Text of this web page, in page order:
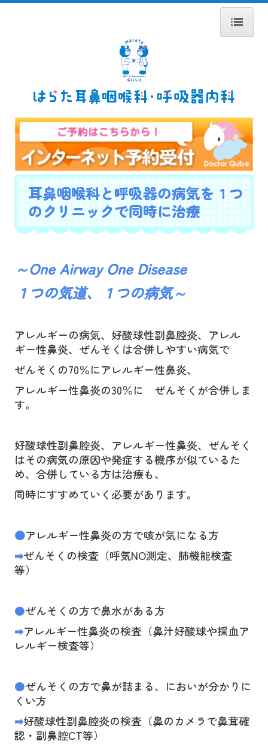
診療のご案内
耳の疾患
鼻の疾患
喉の疾患
アレルギー性鼻炎
ぜんそく
アレルギー科
予防接種
禁煙外来
健康診断
交通案内
耳鼻咽喉科と呼吸器の病気
耳鼻咽喉科と呼吸器の病気を１つ
のクリニックで同時に治療
～One Airway One Disease
１つの気道、１つの病気～
アレルギーの病気、好酸球性副鼻腔炎、アレル
ギー性鼻炎、ぜんそくは合併しやすい病気で
ぜんそくの70％にアレルギー性鼻炎、
アレルギー性鼻炎の30％に ぜんそくが合併しま
す。
好酸球性副鼻腔炎、アレルギー性鼻炎、ぜんそく
はその病気の原因や発症する機序が似ているた
め、合併している方は治療も、
同時にすすめていく必要があります。
●アレルギー性鼻炎の方で咳が気になる方
➡ぜんそくの検査（呼気NO測定、肺機能検査
等）
●ぜんそくの方で鼻水がある方
➡アレルギー性鼻炎の検査（鼻汁好酸球や採血ア
レルギー検査等）
●ぜんそくの方で鼻が詰まる、においが分かりに
くい方
➡好酸球性副鼻腔炎の検査（鼻のカメラで鼻茸確
認・副鼻腔CT等）